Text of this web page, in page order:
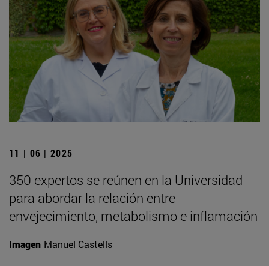
11 | 06 | 2025
350 expertos se reúnen en la Universidad
para abordar la relación entre
envejecimiento, metabolismo e inflamación
Imagen Manuel Castells